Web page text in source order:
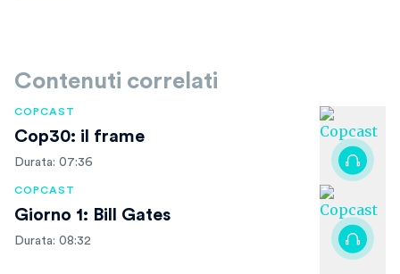
Contenuti correlati
COPCAST
Cop30: il frame
Durata: 07:36
COPCAST
Giorno 1: Bill Gates
Durata: 08:32